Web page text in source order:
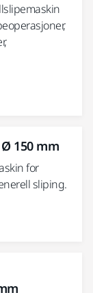
Ø 150 mm
for
sliping.